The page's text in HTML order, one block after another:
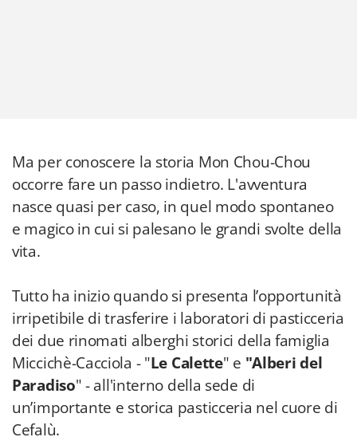
Ma per conoscere la storia Mon Chou-Chou
occorre fare un passo indietro. L'avventura
nasce quasi per caso, in quel modo spontaneo
e magico in cui si palesano le grandi svolte della
vita.
Tutto ha inizio quando si presenta l’opportunità
irripetibile di trasferire i laboratori di pasticceria
dei due rinomati alberghi storici della famiglia
Miccichè-Cacciola - "Le Calette" e "Alberi del
Paradiso" - all'interno della sede di
un’importante e storica pasticceria nel cuore di
Cefalù.